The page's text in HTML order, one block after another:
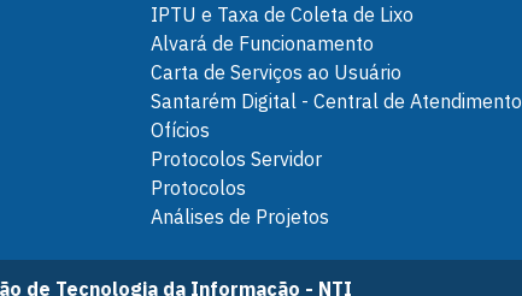
IPTU e Taxa de Coleta de Lixo
Alvará de Funcionamento
Carta de Serviços ao Usuário
Santarém Digital - Central de Atendimento
Ofícios
Protocolos Servidor
Protocolos
Análises de Projetos
de Tecnologia da Informação - NTI